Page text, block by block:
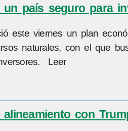
un país seguro para
este viernes un plan
naturales, con el que
Leer
con